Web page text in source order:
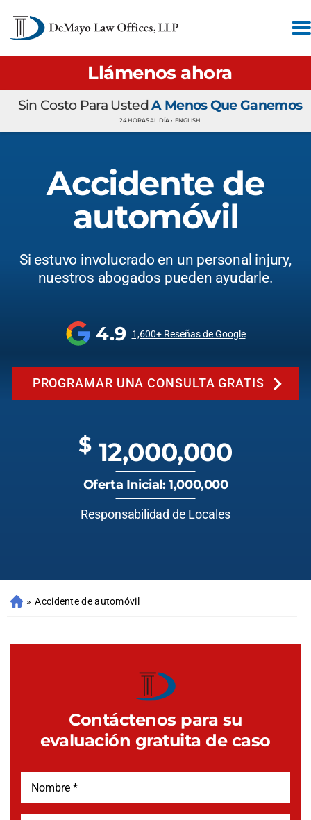
Llámenos ahora
Sin Costo Para UstedA Menos Que Ganemos
24 HORAS AL DÍA • ENGLISH
Accidente de
automóvil
Si estuvo involucrado en un personal injury,
nuestros abogados pueden ayudarle.
4.9 1,600+ Reseñas de Google
PROGRAMAR UNA CONSULTA GRATIS
$ 12,000,000
Oferta Inicial: 1,000,000
Responsabilidad de Locales
» Accidente de automóvil
Contáctenos para su
evaluación gratuita de caso